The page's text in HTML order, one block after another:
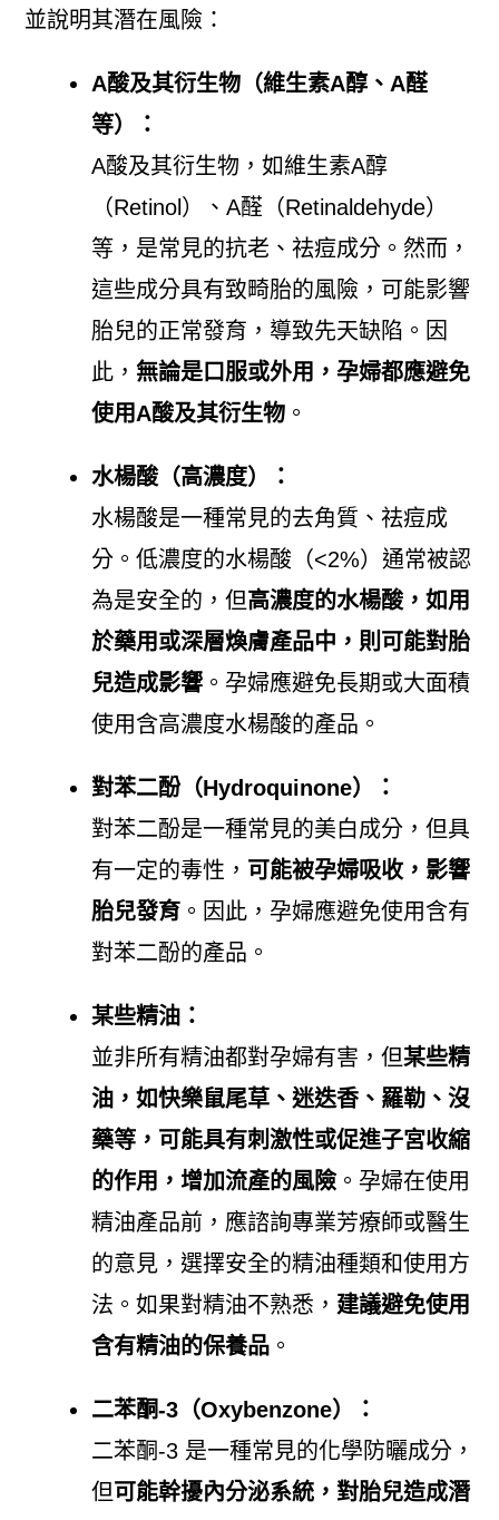
並說明其潛在風險：
A酸及其衍生物（維生素A醇、A醛
等）：
A酸及其衍生物，如維生素A醇
（Retinol）、A醛（Retinaldehyde）
等，是常見的抗老、祛痘成分。然而，
這些成分具有致畸胎的風險，可能影響
胎兒的正常發育，導致先天缺陷。因
此， 無論是口服或外用，孕婦都應避免
使用A酸及其衍生物。
水楊酸（高濃度）：
水楊酸是一種常見的去角質、祛痘成
分。低濃度的水楊酸（<2%）通常被認
為是安全的，但高濃度的水楊酸，如用
於藥用或深層煥膚產品中，則可能對胎
兒造成影響。孕婦應避免長期或大面積
使用含高濃度水楊酸的產品。
對苯二酚（Hydroquinone）：
對苯二酚是一種常見的美白成分，但具
有一定的毒性， 可能被孕婦吸收，影響
胎兒發育。因此，孕婦應避免使用含有
對苯二酚的產品。
某些精油：
並非所有精油都對孕婦有害，但某些精
油，如快樂鼠尾草、迷迭香、羅勒、沒
藥等，可能具有刺激性或促進子宮收縮
的作用，增加流產的風險。孕婦在使用
精油產品前，應諮詢專業芳療師或醫生
的意見，選擇安全的精油種類和使用方
法。如果對精油不熟悉， 建議避免使用
含有精油的保養品。
二苯酮-3（Oxybenzone）：
二苯酮-3 是一種常見的化學防曬成分，
但可能幹擾內分泌系統，對胎兒造成潛